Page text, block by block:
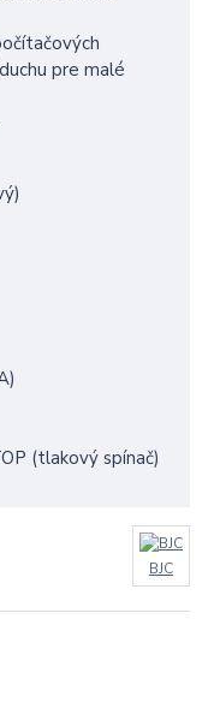
pre malé
(tlakový spínač)
BJC